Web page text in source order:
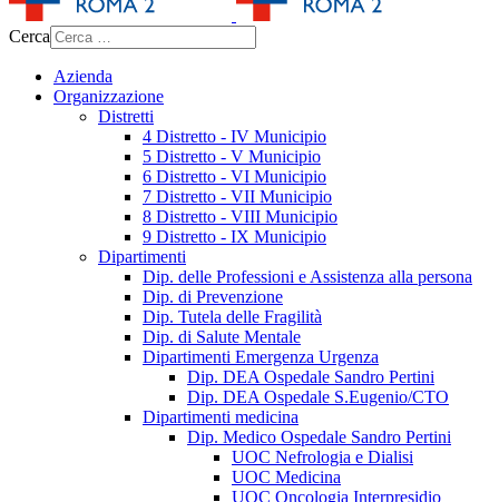
Cerca
Azienda
Organizzazione
Distretti
4 Distretto - IV Municipio
5 Distretto - V Municipio
6 Distretto - VI Municipio
7 Distretto - VII Municipio
8 Distretto - VIII Municipio
9 Distretto - IX Municipio
Dipartimenti
Dip. delle Professioni e Assistenza alla persona
Dip. di Prevenzione
Dip. Tutela delle Fragilità
Dip. di Salute Mentale
Dipartimenti Emergenza Urgenza
Dip. DEA Ospedale Sandro Pertini
Dip. DEA Ospedale S.Eugenio/CTO
Dipartimenti medicina
Dip. Medico Ospedale Sandro Pertini
UOC Nefrologia e Dialisi
UOC Medicina
UOC Oncologia Interpresidio